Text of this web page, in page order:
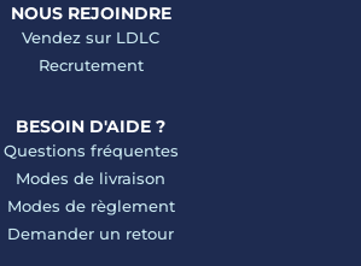
NOUS REJOINDRE
Vendez sur LDLC
Recrutement
BESOIN D'AIDE ?
Questions fréquentes
Modes de livraison
Modes de règlement
Demander un retour